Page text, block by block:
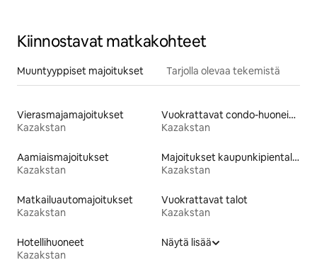
Kiinnostavat matkakohteet
Muuntyyppiset majoitukset Tarjolla olevaa tekemistä
Vierasmajamajoitukset
Kazakstan
Vuokrattavat condo-huoneistot
Kazakstan
Aamiaismajoitukset
Kazakstan
Majoitukset kaupunkipientaloissa
Kazakstan
Matkailuautomajoitukset
Kazakstan
Vuokrattavat talot
Kazakstan
Hotellihuoneet
Kazakstan
Näytä lisää